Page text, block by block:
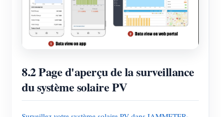
8.2 Page d'aperçu de la surveillance
du système solaire PV